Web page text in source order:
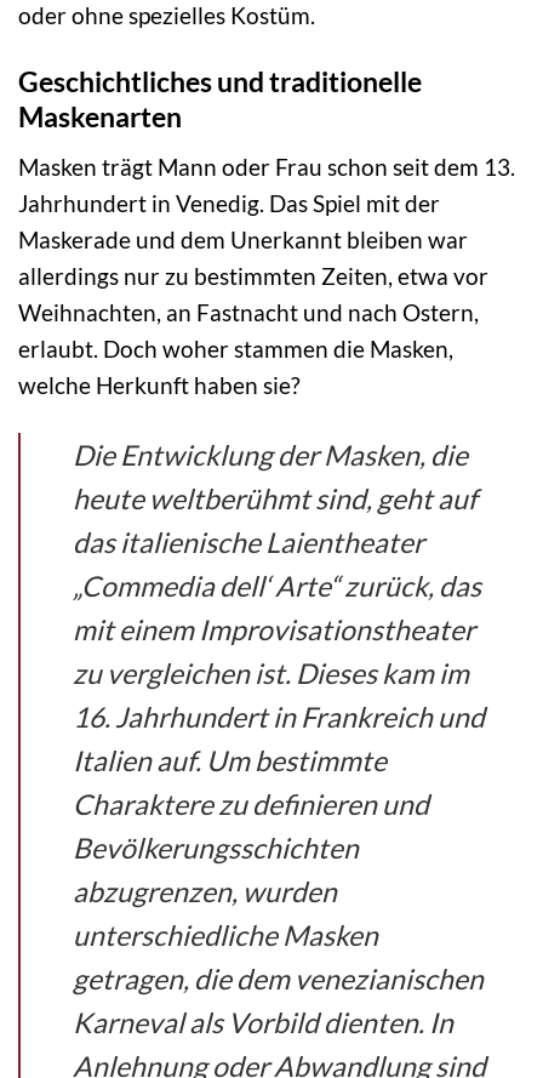
oder ohne spezielles Kostüm.
Geschichtliches und traditionelle
Maskenarten
Masken trägt Mann oder Frau schon seit dem 13.
Jahrhundert in Venedig. Das Spiel mit der
Maskerade und dem Unerkannt bleiben war
allerdings nur zu bestimmten Zeiten, etwa vor
Weihnachten, an Fastnacht und nach Ostern,
erlaubt. Doch woher stammen die Masken,
welche Herkunft haben sie?
Die Entwicklung der Masken, die
heute weltberühmt sind, geht auf
das italienische Laientheater
„Commedia dell‘ Arte“ zurück, das
mit einem Improvisationstheater
zu vergleichen ist. Dieses kam im
16. Jahrhundert in Frankreich und
Italien auf. Um bestimmte
Charaktere zu definieren und
Bevölkerungsschichten
abzugrenzen, wurden
unterschiedliche Masken
getragen, die dem venezianischen
Karneval als Vorbild dienten. In
Anlehnung oder Abwandlung sind